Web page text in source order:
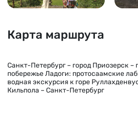
Карта маршрута
Санкт-Петербург – город Приозерск –
побережье Ладоги: протосаамские
водная экскурсия к горе
Кильпола – Санкт-Петербург